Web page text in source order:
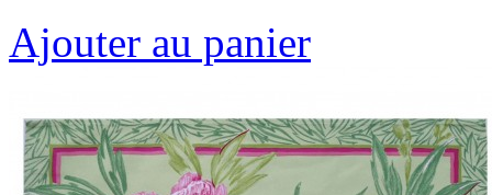
Ajouter au panier